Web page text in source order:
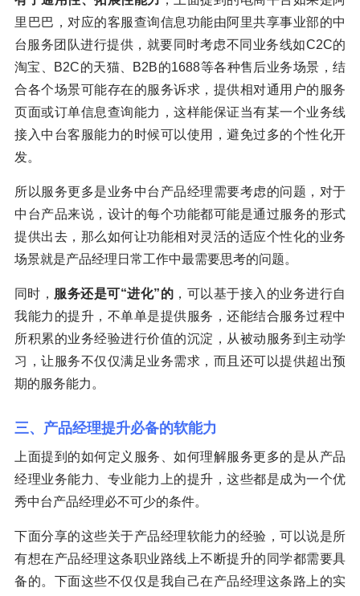
里巴巴，对应的客服查询信息功能由阿里共享事业部的中
台服务团队进行提供，就要同时考虑不同业务线如C2C的
淘宝、B2C的天猫、B2B的1688等各种售后业务场景，结
合各个场景可能存在的服务诉求，提供相对通用户的服务
页面或订单信息查询能力，这样能保证当有某一个业务线
接入中台客服能力的时候可以使用，避免过多的个性化开
发。
所以服务更多是业务中台产品经理需要考虑的问题，对于
中台产品来说，设计的每个功能都可能是通过服务的形式
提供出去，那么如何让功能相对灵活的适应个性化的业务
场景就是产品经理日常工作中最需要思考的问题。
同时， 服务还是可“进化”的 ，可以基于接入的业务进行自
我能力的提升，不单单是提供服务，还能结合服务过程中
所积累的业务经验进行价值的沉淀，从被动服务到主动学
习，让服务不仅仅满足业务需求，而且还可以提供超出预
期的服务能力。
三、产品经理提升必备的软能力
上面提到的如何定义服务、如何理解服务更多的是从产品
经理业务能力、专业能力上的提升，这些都是成为一个优
秀中台产品经理必不可少的条件。
下面分享的这些关于产品经理软能力的经验，可以说是所
有想在产品经理这条职业路线上不断提升的同学都需要具
备的。下面这些不仅仅是我自己在产品经理这条路上的实